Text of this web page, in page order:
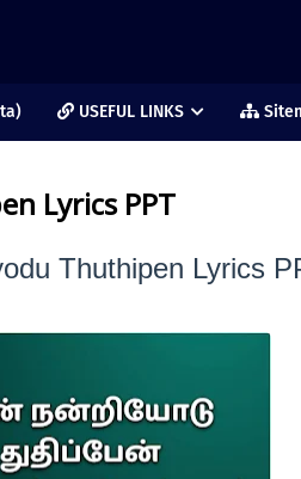
USEFUL LINKS
Lyrics PPT
Thuthipen Lyrics